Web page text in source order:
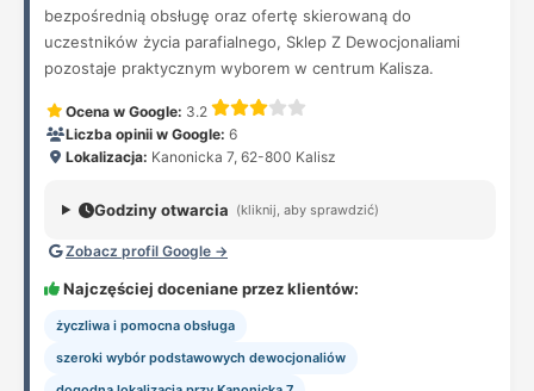
bezpośrednią obsługę oraz ofertę skierowaną do
uczestników życia parafialnego, Sklep Z Dewocjonaliami
pozostaje praktycznym wyborem w centrum Kalisza.
Ocena w Google: 3.2
Liczba opinii w Google: 6
Lokalizacja: Kanonicka 7, 62-800 Kalisz
Godziny otwarcia (kliknij, aby sprawdzić)
Zobacz profil Google →
Najczęściej doceniane przez klientów:
życzliwa i pomocna obsługa
szeroki wybór podstawowych dewocjonaliów